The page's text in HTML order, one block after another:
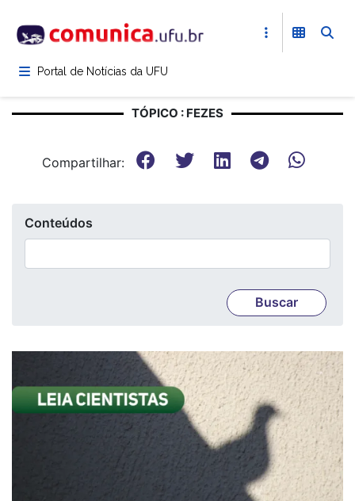
para
conteúdoPortal de Notícias da UFU
TÓPICO : FEZES
Compartilhar:
Conteúdos